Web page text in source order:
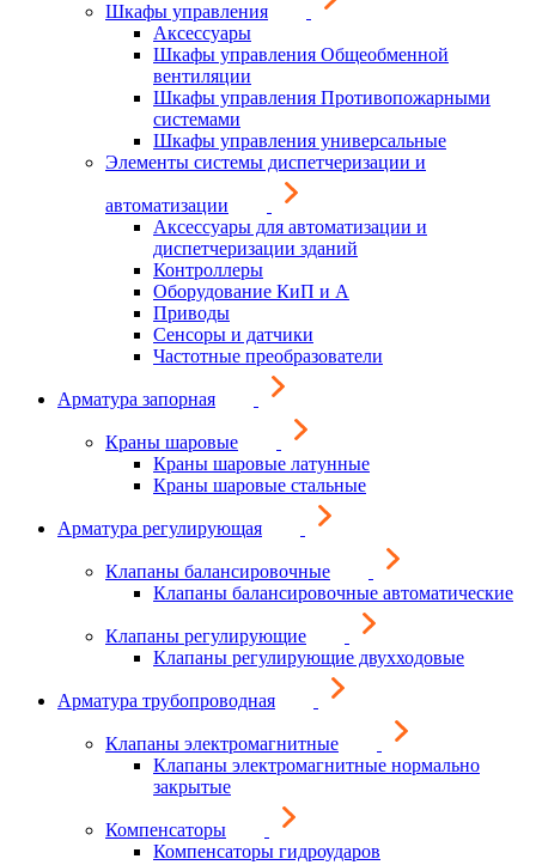
Шкафы управления
Аксессуары
Шкафы управления Общеобменной
вентиляции
Шкафы управления Противопожарными
системами
Шкафы управления универсальные
Элементы системы диспетчеризации и
автоматизации
Аксессуары для автоматизации и
диспетчеризации зданий
Контроллеры
Оборудование КиП и А
Приводы
Сенсоры и датчики
Частотные преобразователи
Арматура запорная
Краны шаровые
Краны шаровые латунные
Краны шаровые стальные
Арматура регулирующая
Клапаны балансировочные
Клапаны балансировочные автоматические
Клапаны регулирующие
Клапаны регулирующие двухходовые
Арматура трубопроводная
Клапаны электромагнитные
Клапаны электромагнитные нормально
закрытые
Компенсаторы
Компенсаторы гидроударов